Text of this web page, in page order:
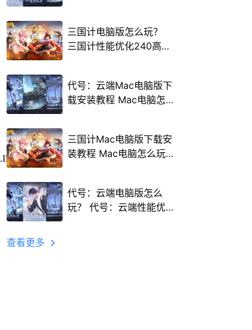
三国计电脑版怎么玩？
三国计性能优化240高帧
代号：云端Mac电脑版下
载安装教程 Mac电脑怎
三国计Mac电脑版下载安
装教程 Mac电脑怎么玩
代号：云端电脑版怎么
玩？ 代号：云端性能优
查看更多